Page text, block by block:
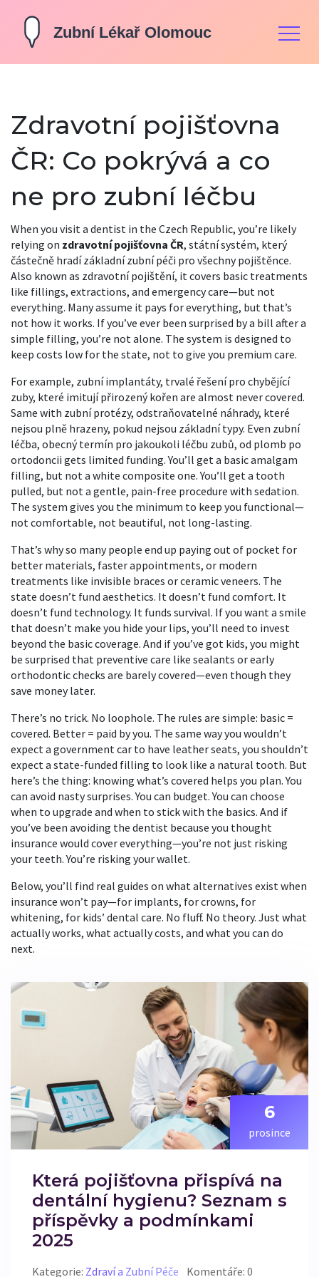
Zdravotní pojišťovna
ČR: Co pokrývá a co
ne pro zubní léčbu
When you visit a dentist in the Czech Republic, you’re likely
relying on zdravotní pojišťovna ČR, státní systém, který
částečně hradí základní zubní péči pro všechny pojištěnce.
Also known as zdravotní pojištění, it covers basic treatments
like fillings, extractions, and emergency care—but not
everything. Many assume it pays for everything, but that’s
not how it works. If you’ve ever been surprised by a bill after a
simple filling, you’re not alone. The system is designed to
keep costs low for the state, not to give you premium care.
For example, zubní implantáty, trvalé řešení pro chybějící
zuby, které imitují přirozený kořen are almost never covered.
Same with zubní protézy, odstraňovatelné náhrady, které
nejsou plně hrazeny, pokud nejsou základní typy. Even zubní
léčba, obecný termín pro jakoukoli léčbu zubů, od plomb po
ortodoncii gets limited funding. You’ll get a basic amalgam
filling, but not a white composite one. You’ll get a tooth
pulled, but not a gentle, pain-free procedure with sedation.
The system gives you the minimum to keep you functional—
not comfortable, not beautiful, not long-lasting.
That’s why so many people end up paying out of pocket for
better materials, faster appointments, or modern
treatments like invisible braces or ceramic veneers. The
state doesn’t fund aesthetics. It doesn’t fund comfort. It
doesn’t fund technology. It funds survival. If you want a smile
that doesn’t make you hide your lips, you’ll need to invest
beyond the basic coverage. And if you’ve got kids, you might
be surprised that preventive care like sealants or early
orthodontic checks are barely covered—even though they
save money later.
There’s no trick. No loophole. The rules are simple: basic =
covered. Better = paid by you. The same way you wouldn’t
expect a government car to have leather seats, you shouldn’t
expect a state-funded filling to look like a natural tooth. But
here’s the thing: knowing what’s covered helps you plan. You
can avoid nasty surprises. You can budget. You can choose
when to upgrade and when to stick with the basics. And if
you’ve been avoiding the dentist because you thought
insurance would cover everything—you’re not just risking
your teeth. You’re risking your wallet.
Below, you’ll find real guides on what alternatives exist when
insurance won’t pay—for implants, for crowns, for
whitening, for kids’ dental care. No fluff. No theory. Just what
actually works, what actually costs, and what you can do
next.
6
prosince
Která pojišťovna přispívá na
dentální hygienu? Seznam s
příspěvky a podmínkami
2025
Kategorie: Zdraví a Zubní Péče Komentáře: 0